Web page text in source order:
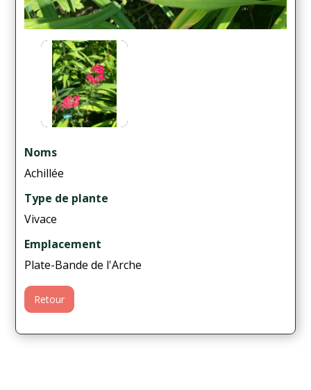
Noms
Achillée
Type de plante
Vivace
Emplacement
Plate-Bande de l'Arche
Retour